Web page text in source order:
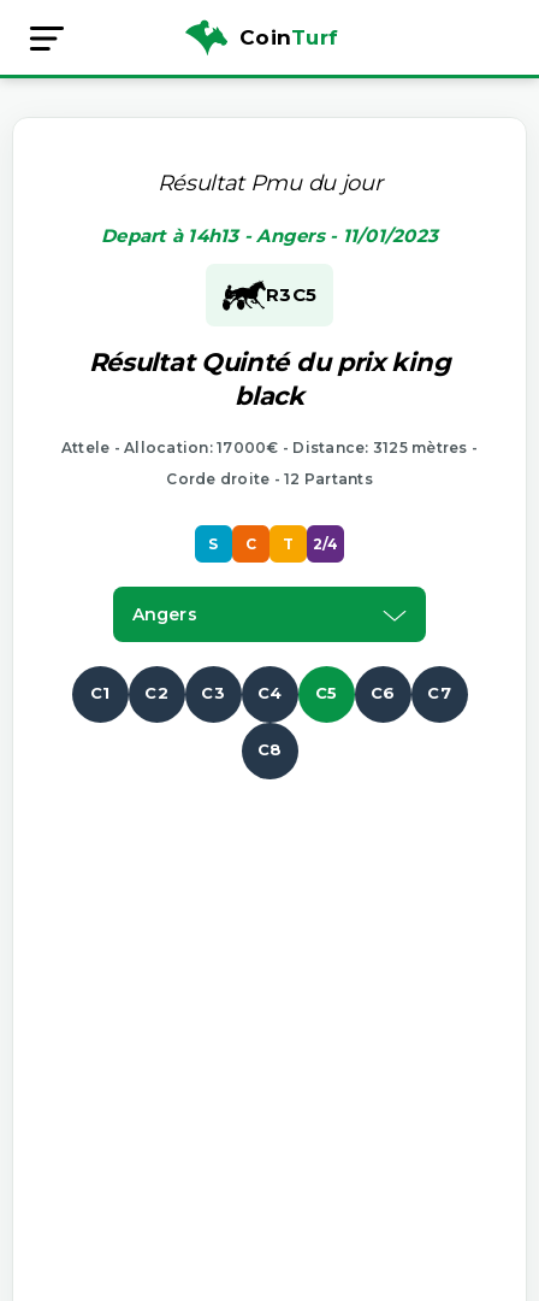
CoinTurf
Résultat Pmu du jour
Depart à 14h13 - Angers - 11/01/2023
R3C5
Résultat Quinté du prix king
black
Attele - Allocation: 17000€ - Distance: 3125 mètres -
Corde droite - 12 Partants
S C T 2/4
Angers
C1 C2 C3 C4 C5 C6 C7
C8